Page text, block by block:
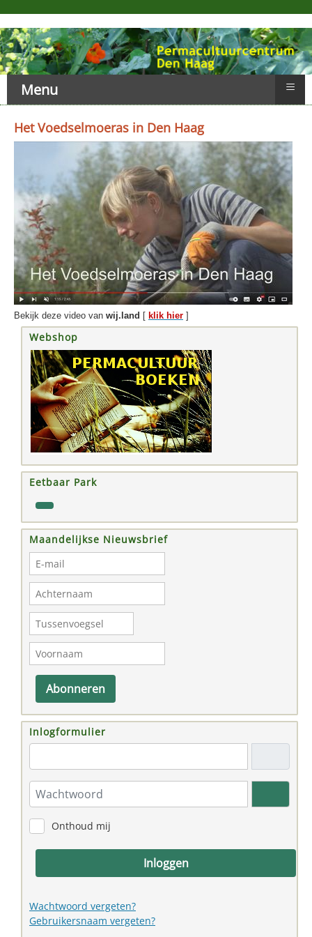
Menu ≡
Het Voedselmoeras in Den Haag
Bekijk deze video van wij.land [ klik hier ]
Webshop
Eetbaar Park
Maandelijkse Nieuwsbrief
Abonneren
Inlogformulier
Wachtwoord
Toon
Onthoud mij
Inloggen
Wachtwoord vergeten?
Gebruikersnaam vergeten?